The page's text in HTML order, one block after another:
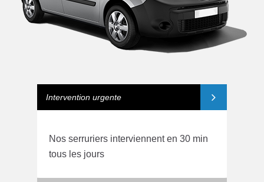
Intervention urgente
Nos serruriers interviennent en 30 min
tous les jours